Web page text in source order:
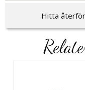
Hitta